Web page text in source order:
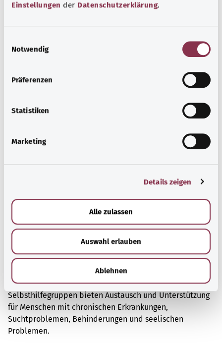
Einstellungen der Datenschutzerklärung.
Notwendig
Präferenzen
Statistiken
Marketing
Details zeigen
Alle zulassen
Auswahl erlauben
Ablehnen
Beratung und Hilfe
Informationsangebote zu bestimmten
Selbsthilfegruppen bieten Austausch und Unterstützung
für Menschen mit chronischen Erkrankungen,
Suchtproblemen, Behinderungen und seelischen
Problemen.